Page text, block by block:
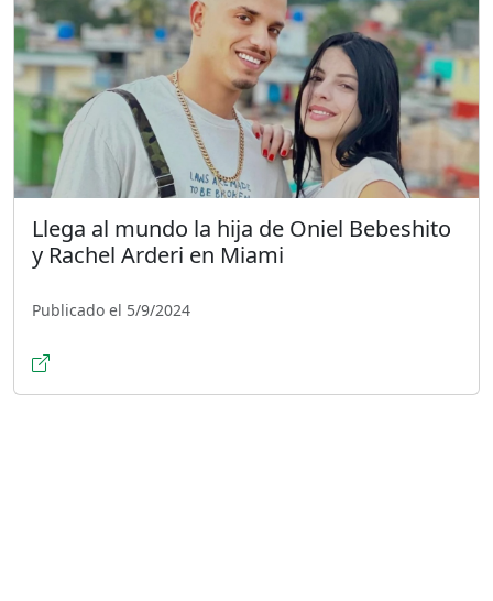
Llega al mundo la hija de Oniel Bebeshito
y Rachel Arderi en Miami
Publicado el 5/9/2024